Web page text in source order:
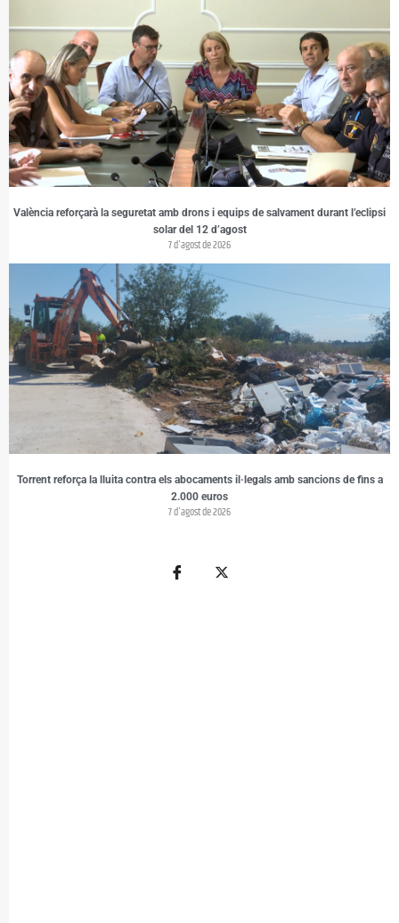
València reforçarà la seguretat amb drons i equips de salvament durant l’eclipsi
solar del 12 d’agost
7 d'agost de 2026
Torrent reforça la lluita contra els abocaments il·legals amb sancions de fins a
2.000 euros
7 d'agost de 2026